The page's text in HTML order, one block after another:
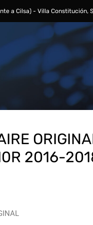
a Cilsa) - Villa Constitución,
2016-